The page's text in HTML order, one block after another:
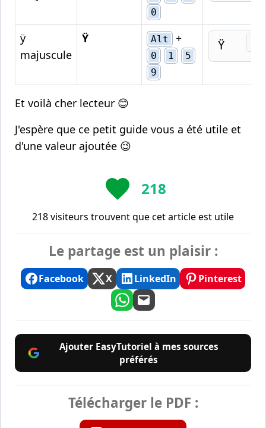
0
ÿ
majuscule
Ÿ Alt +
0 1
5
9
Ÿ
Et voilà cher lecteur 😊
J'espère que ce petit guide vous a été utile et
d'une valeur ajoutée 😉
218
218 visiteurs trouvent que cet article est utile
Le partage est un plaisir :
Facebook X LinkedIn Pinterest
Ajouter EasyTutoriel à mes sources
préférés
Télécharger le PDF :